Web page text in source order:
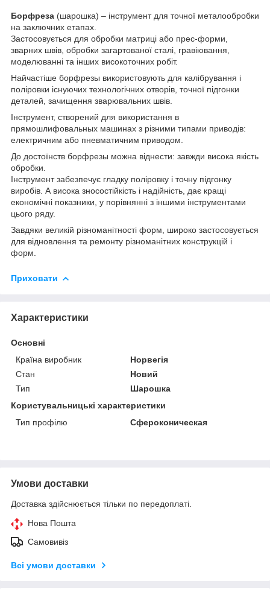
Борфреза (шарошка) – інструмент для точної металообробки
на заключних етапах.
Застосовується для обробки матриці або прес-форми,
зварних швів, обробки загартованої сталі, гравіювання,
моделюванні та інших високоточних робіт.
Найчастіше борфрезы використовують для калібрування і
поліровки існуючих технологічних отворів, точної підгонки
деталей, зачищення зварювальних швів.
Інструмент, створений для використання в
прямошлифовальных машинах з різними типами приводів:
електричним або пневматичним приводом.
До достоїнств борфрезы можна віднести: завжди висока якість
обробки.
Інструмент забезпечує гладку поліровку і точну підгонку
виробів. А висока зносостійкість і надійність, дає кращі
економічні показники, у порівнянні з іншими інструментами
цього ряду.
Завдяки великій різноманітності форм, широко застосовується
для відновлення та ремонту різноманітних конструкцій і
форм.
Приховати
Характеристики
Основні
Країна виробник
Норвегія
Стан
Новий
Тип
Шарошка
Користувальницькі характеристики
Тип профілю
Сфероконическая
Умови доставки
Доставка здійснюється тільки по передоплаті.
Нова Пошта
Самовивіз
Всі умови доставки